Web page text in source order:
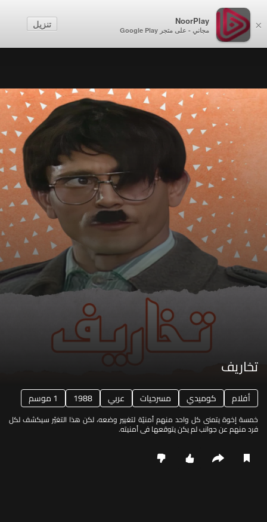
×
NoorPlay
مجاني - على متجر Google Play
تنزيل
تخاريف
أفلام كوميدي مسرحيات عربي 1988 1 موسم
خمسة إخوة يتمنى كل واحد منهم أمنيّة لتغيير وضعه، لكن هذا التغيّر سيكشف لكل
فرد منهم عن جوانب لم يكن يتوقعها في أمنيته.